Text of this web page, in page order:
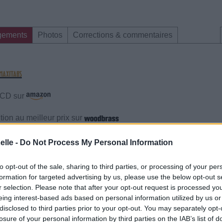
- Do Not Process My Personal Information
opt-out of the sale, sharing to third parties, or processing of your
for targeted advertising by us, please use the below opt-out
selection. Please note that after your opt-out request is processed
interest-based ads based on personal information utilized by us
to third parties prior to your opt-out. You may separately
of your personal information by third parties on the IAB’s list of
Photos Corrections & commentaires
sur
au meilleur prix sur
Photos Corrections & commentaires
cette traduction Corriger une erreur